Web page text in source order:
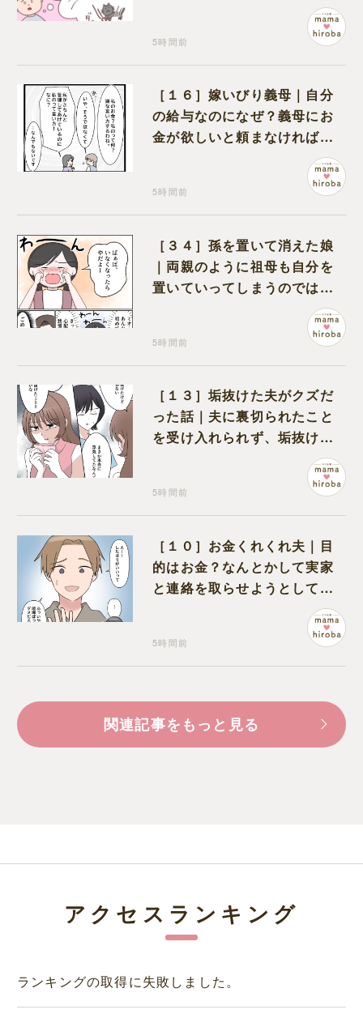
も物怖じしない鋼のハート
5時間前
［１６］嫁いびり義母｜自分
の給与なのになぜ？義母にお
金が欲しいと頼まなければな
5時間前
［３４］孫を置いて消えた娘
｜両親のように祖母も自分を
置いていってしまうのでは？
と怯えて泣く孫に心が痛む
5時間前
［１３］垢抜けた夫がクズだ
った話｜夫に裏切られたこと
を受け入れられず、垢抜けた
ことが関係しているのかと嘆
5時間前
［１０］お金くれくれ夫｜目
的はお金？なんとかして実家
と連絡を取らせようとしてく
5時間前
関連記事をもっと見る
アクセスランキング
ランキングの取得に失敗しました。